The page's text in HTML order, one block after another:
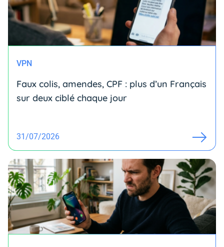
VPN
Faux colis, amendes, CPF : plus d’un Français
sur deux ciblé chaque jour
31/07/2026